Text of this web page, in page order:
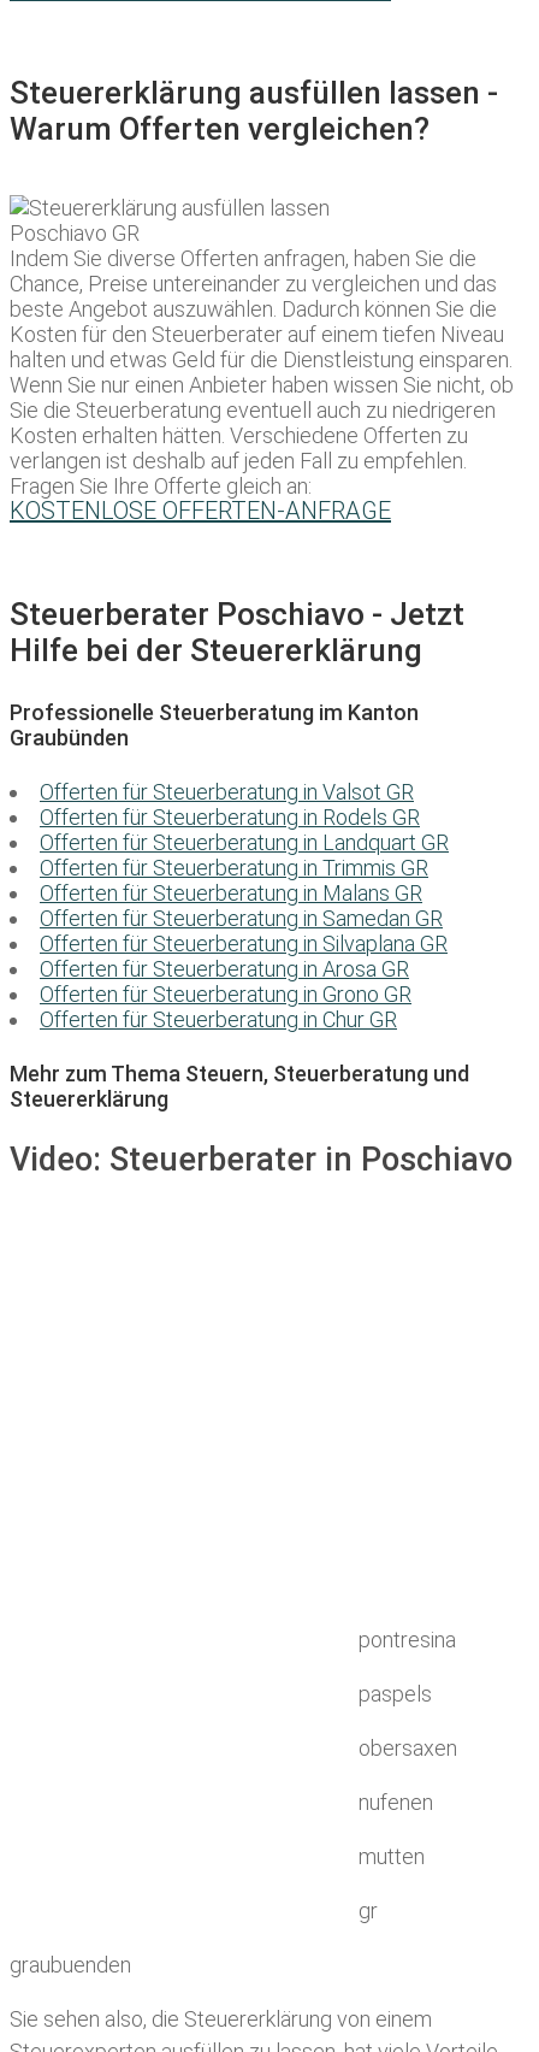
Steuererklärung ausfüllen lassen -
Warum Offerten vergleichen?
Indem Sie diverse Offerten anfragen, haben Sie die
Chance, Preise untereinander zu vergleichen und das
beste Angebot auszuwählen. Dadurch können Sie die
Kosten für den Steuerberater auf einem tiefen Niveau
halten und etwas Geld für die Dienstleistung einsparen.
Wenn Sie nur einen Anbieter haben wissen Sie nicht, ob
Sie die Steuerberatung eventuell auch zu niedrigeren
Kosten erhalten hätten. Verschiedene Offerten zu
verlangen ist deshalb auf jeden Fall zu empfehlen.
Fragen Sie Ihre Offerte gleich an:
KOSTENLOSE OFFERTEN-ANFRAGE
Steuerberater Poschiavo - Jetzt
Hilfe bei der Steuererklärung
Professionelle Steuerberatung im Kanton
Graubünden
Offerten für Steuerberatung in Valsot GR
Offerten für Steuerberatung in Rodels GR
Offerten für Steuerberatung in Landquart GR
Offerten für Steuerberatung in Trimmis GR
Offerten für Steuerberatung in Malans GR
Offerten für Steuerberatung in Samedan GR
Offerten für Steuerberatung in Silvaplana GR
Offerten für Steuerberatung in Arosa GR
Offerten für Steuerberatung in Grono GR
Offerten für Steuerberatung in Chur GR
Mehr zum Thema Steuern, Steuerberatung und
Steuererklärung
Video: Steuerberater in Poschiavo
pontresina
paspels
obersaxen
nufenen
mutten
gr
graubuenden
Sie sehen also, die Steuererklärung von einem